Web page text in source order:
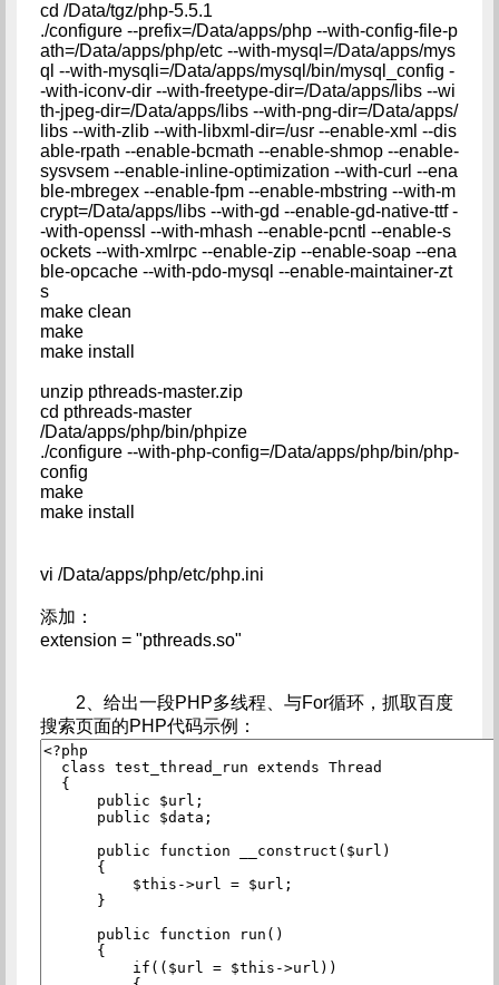
cd /Data/tgz/php-5.5.1
./configure --prefix=/Data/apps/php --with-config-file-p
ath=/Data/apps/php/etc --with-mysql=/Data/apps/mys
ql --with-mysqli=/Data/apps/mysql/bin/mysql_config -
-with-iconv-dir --with-freetype-dir=/Data/apps/libs --wi
th-jpeg-dir=/Data/apps/libs --with-png-dir=/Data/apps/
libs --with-zlib --with-libxml-dir=/usr --enable-xml --dis
able-rpath --enable-bcmath --enable-shmop --enable-
sysvsem --enable-inline-optimization --with-curl --ena
ble-mbregex --enable-fpm --enable-mbstring --with-m
crypt=/Data/apps/libs --with-gd --enable-gd-native-ttf -
-with-openssl --with-mhash --enable-pcntl --enable-s
ockets --with-xmlrpc --enable-zip --enable-soap --ena
ble-opcache --with-pdo-mysql --enable-maintainer-zt
s
make clean
make
make install
unzip pthreads-master.zip
cd pthreads-master
/Data/apps/php/bin/phpize
./configure --with-php-config=/Data/apps/php/bin/php-
config
make
make install
vi /Data/apps/php/etc/php.ini
添加：
extension = "pthreads.so"
2、给出一段PHP多线程、与For循环，抓取百度
搜索页面的PHP代码示例：